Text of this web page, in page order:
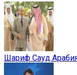
Шариф Сауд